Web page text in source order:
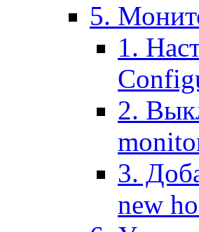
5.
1.
2.
3.
new